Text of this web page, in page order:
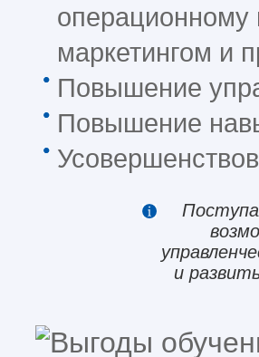
маркетингом и
Повышение
Повышение
и